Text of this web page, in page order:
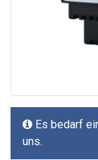
Es bedarf
uns.